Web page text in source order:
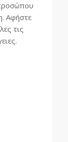
Αφήστε
τις